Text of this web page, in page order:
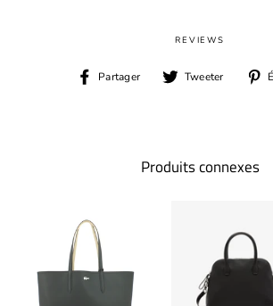
REVIEWS
Partager
PartagerTweeter
Produits connexes